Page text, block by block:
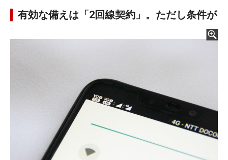
有効な備えは「2回線契約」。ただし条件が